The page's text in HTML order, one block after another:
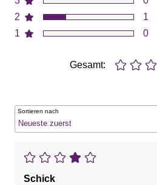
2
1
1
0
Gesamt:
Sortieren nach
Schick